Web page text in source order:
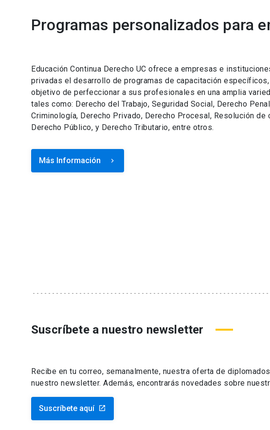
Programas personalizados para
Educación Continua Derecho UC ofrece a empresas e
privadas el desarrollo de programas de capacitación
objetivo de perfeccionar a sus profesionales en una amplia
tales como: Derecho del Trabajo, Seguridad Social, Derecho
Criminología, Derecho Privado, Derecho Procesal, Resolución de
Derecho Público, y Derecho Tributario, entre otros.
Más Información keyboard_arrow_right
Suscríbete a nuestro newsletter
Recibe en tu correo, semanalmente, nuestra oferta de
nuestro newsletter. Además, encontrarás novedades sobre
Suscríbete aquí launch